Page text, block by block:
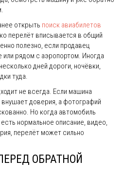
открыть поиск авиабилетов
перелёт вписывается в общий
полезно, если продавец
или рядом с аэропортом. Иногда
дней дороги, ночёвки,
туда.
не всегда. Если машина
доверия, а фотографий
Но когда автомобиль
нормальное описание, видео,
перелёт может сильно
ОБРАТНОЙ